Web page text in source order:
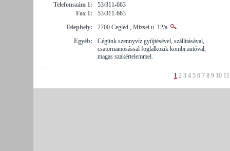
Telefonszám 1:
53/311-663
Fax 1:
53/311-663
Telephely:
2700 Cegléd , Mizsei u. 12/a.
Egyéb:
Cégünk szennyvíz gyűjtésével, szállításával,
csatornamosással foglalkozik kombi autóval,
magas szakértelemmel.
1 2 3 4 5 6 7 8 9 10 11